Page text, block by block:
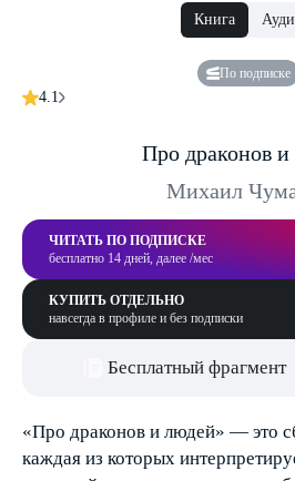
Книга
По подписке
4.1
Про драконов
Михаил
ЧИТАТЬ ПО ПОДПИСКЕ
бесплатно 14 дней, далее /мес
КУПИТЬ ОТДЕЛЬНО
навсегда в профиле и без подписки
Бесплатный фрагмент
«Про драконов и людей» — это
каждая из которых